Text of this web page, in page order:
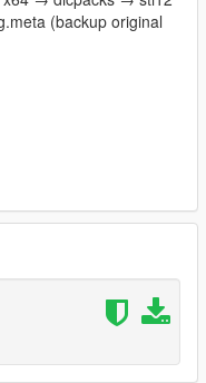
(backup original